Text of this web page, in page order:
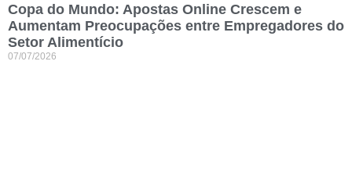
Copa do Mundo: Apostas Online Crescem e
Aumentam Preocupações entre Empregadores do
Setor Alimentício
07/07/2026